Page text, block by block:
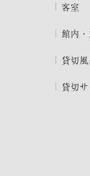
客室
館内
貸切
貸切